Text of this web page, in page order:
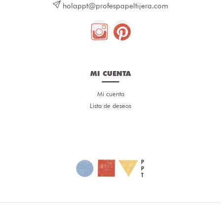
holappt@profespapeltijera.com
MI CUENTA
Mi cuenta
Lista de deseos